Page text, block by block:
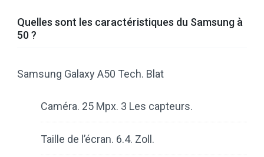
Quelles sont les caractéristiques du Samsung à
50 ?
Samsung Galaxy A50 Tech. Blat
Caméra. 25 Mpx. 3 Les capteurs.
Taille de l’écran. 6.4. Zoll.